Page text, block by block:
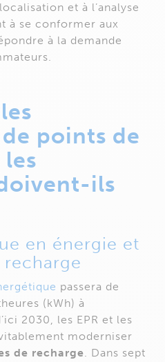
et à l’analyse
à se conformer aux
à la demande
points de
ils
en énergie et
passera de
(kWh) à
2030, les EPR et les
moderniser
de recharge. Dans sept